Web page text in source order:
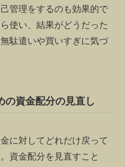
管理をするのも効果的で
使い、結果がどうだった
駄遣いや買いすぎに気づ
の資金配分の見直し
に対してどれだけ戻って
資金配分を見直すこと